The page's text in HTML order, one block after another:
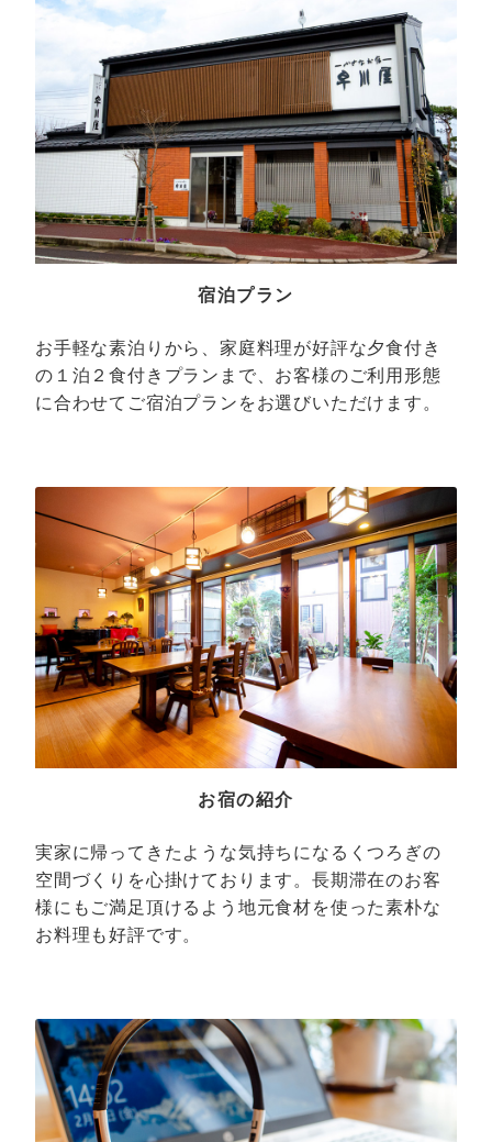
宿泊プラン
お手軽な素泊りから、家庭料理が好評な夕食付き
の１泊２食付きプランまで、お客様のご利用形態
に合わせてご宿泊プランをお選びいただけます。
お宿の紹介
実家に帰ってきたような気持ちになるくつろぎの
空間づくりを心掛けております。長期滞在のお客
様にもご満足頂けるよう地元食材を使った素朴な
お料理も好評です。